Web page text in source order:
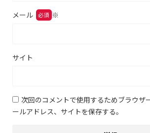
メール ※
サイト
次回のコメントで使用するためブラウザ
ールアドレス、サイトを保存する。